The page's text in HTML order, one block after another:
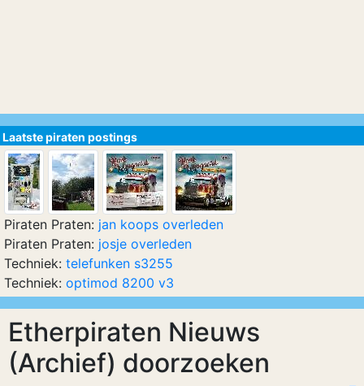
Etherpiraten Nieuws
(Archief) doorzoeken
Laatste piraten postings
Piraten Praten: jan koops overleden
Piraten Praten: josje overleden
Techniek: telefunken s3255
Techniek: optimod 8200 v3